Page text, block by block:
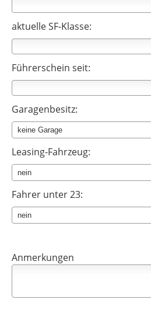
aktuelle SF-Klasse:
Führerschein seit:
Garagenbesitz:
Leasing-Fahrzeug:
Fahrer unter 23:
Anmerkungen